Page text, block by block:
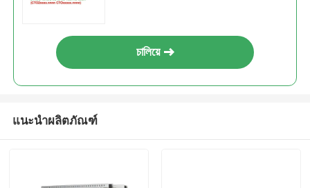
চালিয়ে
แนะนำผลิตภัณฑ์